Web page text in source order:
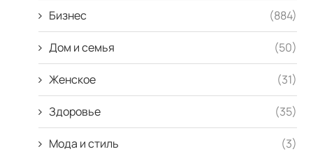
Бизнес (884)
Дом и семья (50)
Женское (31)
Здоровье (35)
Мода и стиль (3)